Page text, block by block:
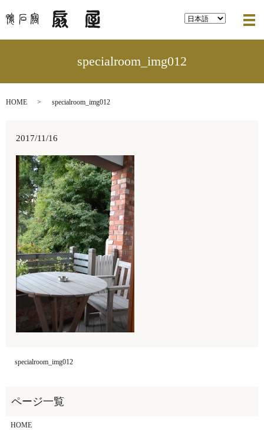
specialroom_img012
HOME specialroom_img012
2017/11/16
specialroom_img012
HOME